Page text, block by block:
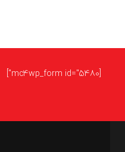
[mc4wp_form id="5480"]